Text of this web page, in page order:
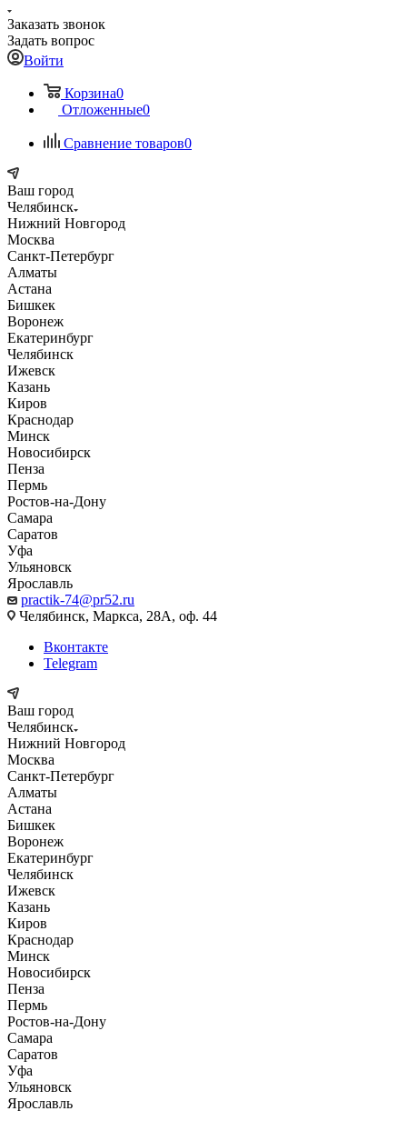
Заказать звонок
Задать вопрос
Войти
Корзина0
Отложенные0
Сравнение товаров0
Ваш город
Челябинск
Нижний Новгород
Москва
Санкт-Петербург
Алматы
Астана
Бишкек
Воронеж
Екатеринбург
Челябинск
Ижевск
Казань
Киров
Краснодар
Минск
Новосибирск
Пенза
Пермь
Ростов-на-Дону
Самара
Саратов
Уфа
Ульяновск
Ярославль
practik-74@pr52.ru
Челябинск, Маркса, 28А, оф. 44
Вконтакте
Telegram
Ваш город
Челябинск
Нижний Новгород
Москва
Санкт-Петербург
Алматы
Астана
Бишкек
Воронеж
Екатеринбург
Челябинск
Ижевск
Казань
Киров
Краснодар
Минск
Новосибирск
Пенза
Пермь
Ростов-на-Дону
Самара
Саратов
Уфа
Ульяновск
Ярославль